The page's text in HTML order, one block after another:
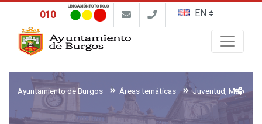
010
UBICACIÓN FOTO ROJO
Ayuntamiento de Burgos Áreas temáticas